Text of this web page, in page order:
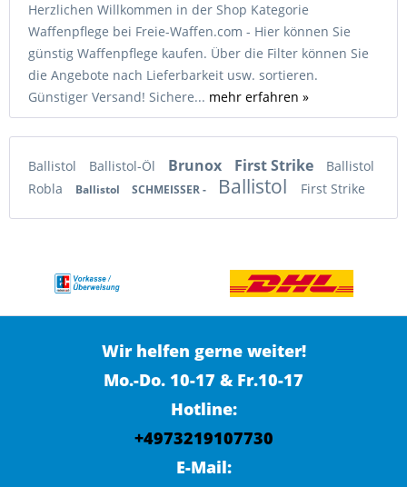
Herzlichen Willkommen in der Shop Kategorie
Waffenpflege bei Freie-Waffen.com - Hier können Sie
günstig Waffenpflege kaufen. Über die Filter können Sie
die Angebote nach Lieferbarkeit usw. sortieren.
Günstiger Versand! Sichere... mehr erfahren »
Ballistol Ballistol-Öl Brunox First Strike
Ballistol
Robla
Ballistol SCHMEISSER - Ballistol First Strike
Wir helfen gerne weiter!
Mo.-Do. 10-17 & Fr.10-17
Hotline:
+4973219107730
E-Mail: